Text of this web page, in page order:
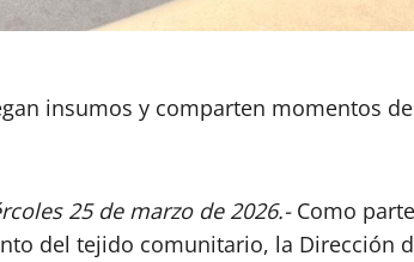
insumos y comparten momentos
25 de marzo de 2026.-Como
del tejido comunitario, la Dirección